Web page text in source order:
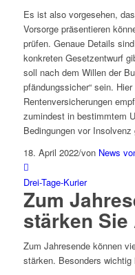
Es ist also vorgesehen,
Vorsorge präsentieren
prüfen. Genaue Details
konkreten Gesetzentwurf
soll nach dem Willen der
pfändungssicher“ sein.
Rentenversicherungen
zumindest in bestimmtem
Bedingungen vor
18. April 2022/von News
Drei-Tage-Kurier
Zum
stärken
Zum Jahresende können
stärken. Besonders